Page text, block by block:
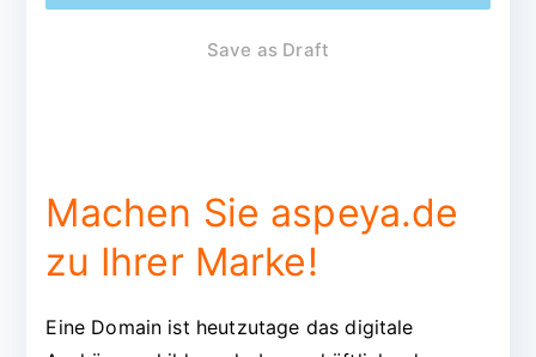
Save as Draft
Machen Sie aspeya.de
zu Ihrer Marke!
Eine Domain ist heutzutage das digitale